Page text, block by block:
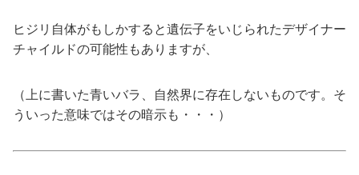
ヒジリ自体がもしかすると遺伝子をいじられたデザイナー
チャイルドの可能性もありますが、
（上に書いた青いバラ、自然界に存在しないものです。そ
ういった意味ではその暗示も・・・）